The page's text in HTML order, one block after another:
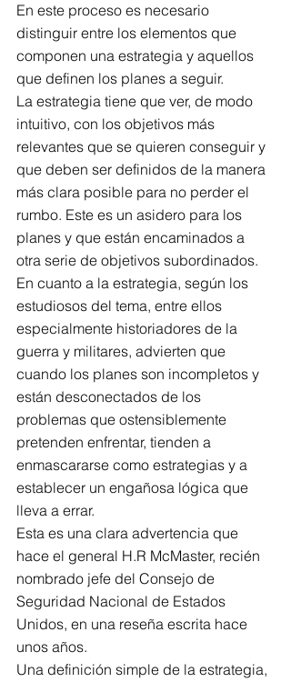
En este proceso es necesario
distinguir entre los elementos que
componen una estrategia y aquellos
que definen los planes a seguir.
La estrategia tiene que ver, de modo
intuitivo, con los objetivos más
relevantes que se quieren conseguir y
que deben ser definidos de la manera
más clara posible para no perder el
rumbo. Este es un asidero para los
planes y que están encaminados a
otra serie de objetivos subordinados.
En cuanto a la estrategia, según los
estudiosos del tema, entre ellos
especialmente historiadores de la
guerra y militares, advierten que
cuando los planes son incompletos y
están desconectados de los
problemas que ostensiblemente
pretenden enfrentar, tienden a
enmascararse como estrategias y a
establecer un engañosa lógica que
lleva a errar.
Esta es una clara advertencia que
hace el general H.R McMaster, recién
nombrado jefe del Consejo de
Seguridad Nacional de Estados
Unidos, en una reseña escrita hace
unos años.
Una definición simple de la estrategia,